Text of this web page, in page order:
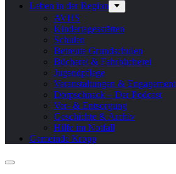
Leben in der Region
AVHS
Kindertagesstätten
Schulen
Betreute Grundschulen
Bücherei & Fahrbücherei
Jugendpflege
Veranstaltungen & Engagement
Dörpschnack – Der Podcast
Ver- & Entsorgung
Geschichte & Archiv
Hilfe im Notfall
Gemeinde Kropp